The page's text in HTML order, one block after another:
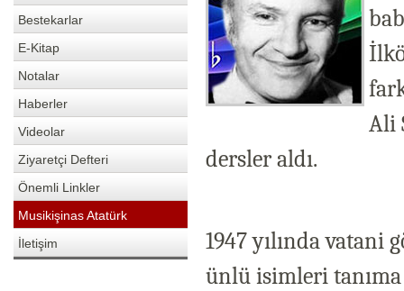
Bestekarlar
E-Kitap
Notalar
Haberler
Videolar
Ziyaretçi Defteri
Önemli Linkler
Musikişinas Atatürk
İletişim
Ali
dersler aldı.
1947 yılında
ünlü isimleri